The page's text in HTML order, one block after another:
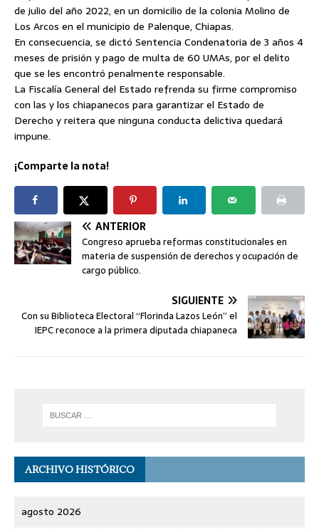
de julio del año 2022, en un domicilio de la colonia Molino de
Los Arcos en el municipio de Palenque, Chiapas.
En consecuencia, se dictó Sentencia Condenatoria de 3 años 4
meses de prisión y pago de multa de 60 UMAs, por el delito
que se les encontró penalmente responsable.
La Fiscalía General del Estado refrenda su firme compromiso
con las y los chiapanecos para garantizar el Estado de
Derecho y reitera que ninguna conducta delictiva quedará
impune.
¡Comparte la nota!
ANTERIOR
Congreso aprueba reformas constitucionales en
materia de suspensión de derechos y ocupación de
cargo público.
SIGUIENTE
Con su Biblioteca Electoral “Florinda Lazos León” el
IEPC reconoce a la primera diputada chiapaneca
ARCHIVO HISTÓRICO
agosto 2026